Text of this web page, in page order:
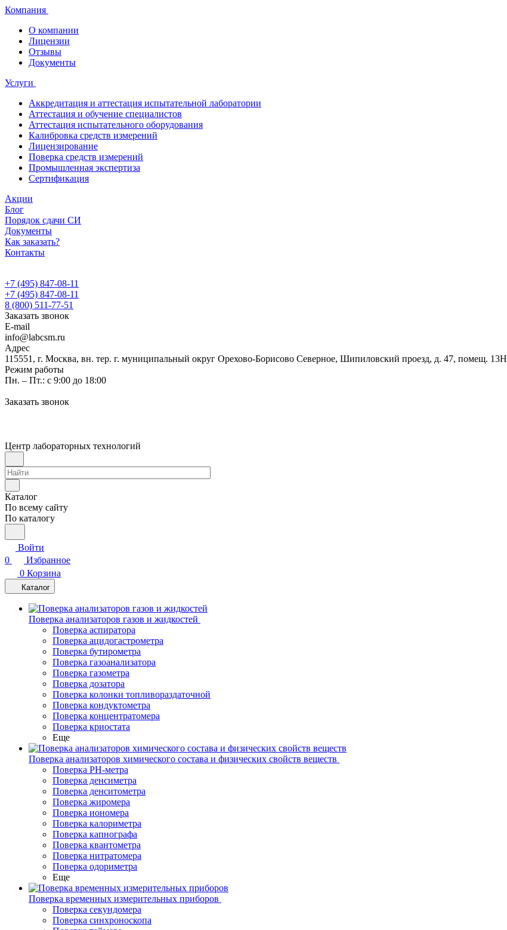
Компания
О компании
Лицензии
Отзывы
Документы
Услуги
Аккредитация и аттестация испытательной лаборатории
Аттестация и обучение специалистов
Аттестация испытательного оборудования
Калибровка средств измерений
Лицензирование
Поверка средств измерений
Промышленная экспертиза
Сертификация
Акции
Блог
Порядок сдачи СИ
Документы
Как заказать?
Контакты
+7 (495) 847-08-11
+7 (495) 847-08-11
8 (800) 511-77-51
Заказать звонок
E-mail
info@labcsm.ru
Адрес
115551, г. Москва, вн. тер. г. муниципальный округ Орехово-Борисово Северное, Шипиловский проезд, д. 47, помещ. 13Н
Режим работы
Пн. – Пт.: с 9:00 до 18:00
Заказать звонок
Центр лабораторных технологий
Каталог
По всему сайту
По каталогу
Войти
0
Избранное
0 Корзина
Каталог
Поверка анализаторов газов и жидкостей
Поверка аспиратора
Поверка ацидогастрометра
Поверка бутирометра
Поверка газоанализатора
Поверка газометра
Поверка дозатора
Поверка колонки топливораздаточной
Поверка кондуктометра
Поверка концентратомера
Поверка криостата
Еще
Поверка анализаторов химического состава и физических свойств веществ
Поверка PH-метра
Поверка денсиметра
Поверка денситометра
Поверка жиромера
Поверка иономера
Поверка калориметра
Поверка капнографа
Поверка квантометра
Поверка нитратомера
Поверка одориметра
Еще
Поверка временных измерительных приборов
Поверка секундомера
Поверка синхроноскопа